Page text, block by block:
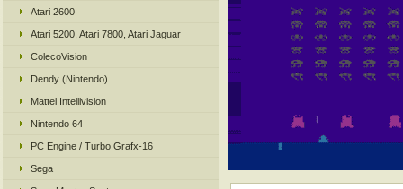
Atari 2600
Atari 5200, Atari 7800, Atari Jaguar
ColecoVision
Dendy (Nintendo)
Mattel Intellivision
Nintendo 64
PC Engine / Turbo Grafx-16
Sega